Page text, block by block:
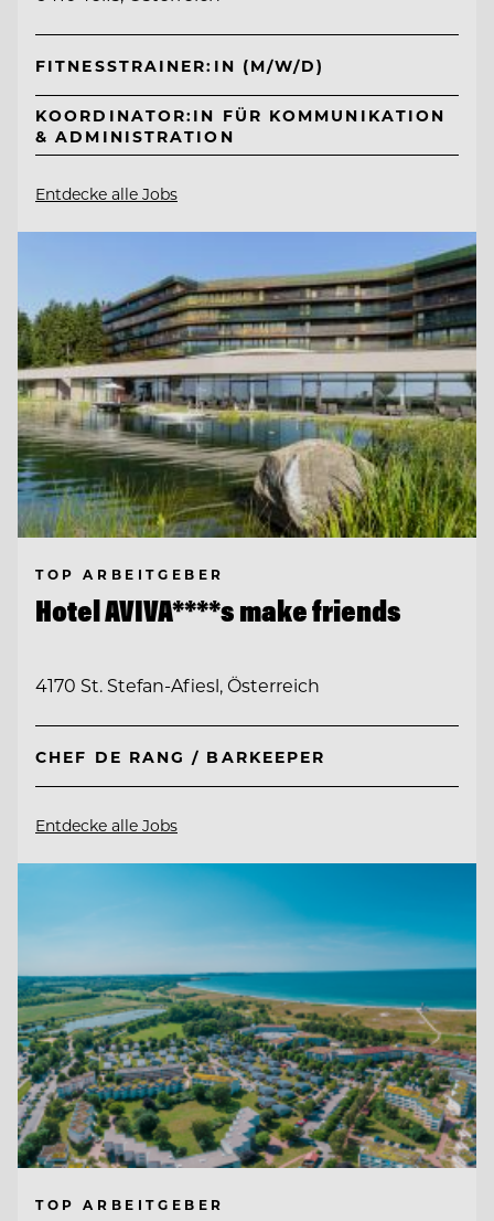
FITNESSTRAINER:IN (M/W/D)
KOORDINATOR:IN FÜR KOMMUNIKATION
& ADMINISTRATION
Entdecke alle Jobs
TOP ARBEITGEBER
Hotel AVIVA****s make friends
4170 St. Stefan-Afiesl, Österreich
CHEF DE RANG / BARKEEPER
Entdecke alle Jobs
TOP ARBEITGEBER